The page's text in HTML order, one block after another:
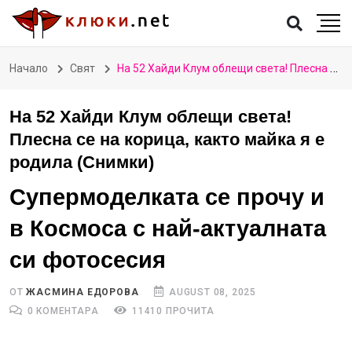
Начало Свят На 52 Хайди Клум облещи света! Плесна се на корица, както майка я е родила (Снимки)
На 52 Хайди Клум облещи света!
Плесна се на корица, както майка я е
родила (Снимки)
Супермоделката се прочу и
в Космоса с най-актуалната
си фотосесия
ОТЖАСМИНА ЕДОРОВА
AUGUST 08, 2025
0 КОМЕНТАРА
11410 ПРОЧИТА